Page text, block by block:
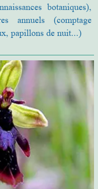
botaniques),
annuels (comptage
papillons de nuit...)